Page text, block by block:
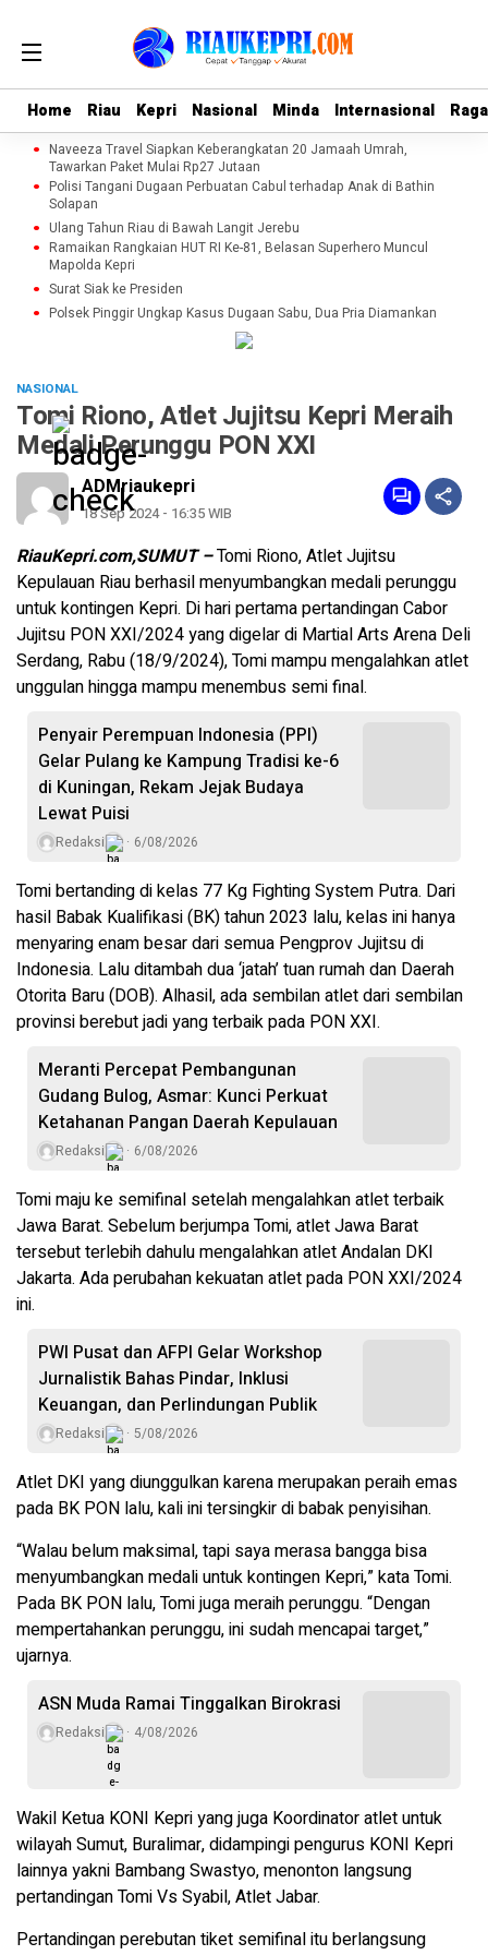
Home Riau Kepri Nasional Minda Internasional
Home Riau Kepri Nasional Minda Internasional
Naveeza Travel Siapkan Keberangkatan 20 Jamaah Umrah,
Tawarkan Paket Mulai Rp27 Jutaan
Polisi Tangani Dugaan Perbuatan Cabul terhadap Anak di Bathin
Solapan
Ulang Tahun Riau di Bawah Langit Jerebu
Ramaikan Rangkaian HUT RI Ke-81, Belasan Superhero Muncul
Mapolda Kepri
Surat Siak ke Presiden
Polsek Pinggir Ungkap Kasus Dugaan Sabu, Dua Pria Diamankan
NASIONAL
Tomi Riono, Atlet Jujitsu Kepri Meraih
Medali Perunggu PON XXI
ADMriaukepri
18 Sep 2024 - 16:35 WIB
RiauKepri.com,SUMUT –Tomi Riono, Atlet Jujitsu
Kepulauan Riau berhasil menyumbangkan medali perunggu
untuk kontingen Kepri. Di hari pertama pertandingan Cabor
Jujitsu PON XXI/2024 yang digelar di Martial Arts Arena Deli
Serdang, Rabu (18/9/2024), Tomi mampu mengalahkan atlet
unggulan hingga mampu menembus semi final.
Penyair Perempuan Indonesia (PPI)
Gelar Pulang ke Kampung Tradisi ke-6
di Kuningan, Rekam Jejak Budaya
Lewat Puisi
Redaksi 6/08/2026
Tomi bertanding di kelas 77 Kg Fighting System Putra. Dari
hasil Babak Kualifikasi (BK) tahun 2023 lalu, kelas ini hanya
menyaring enam besar dari semua Pengprov Jujitsu di
Indonesia. Lalu ditambah dua ‘jatah’ tuan rumah dan Daerah
Otorita Baru (DOB). Alhasil, ada sembilan atlet dari sembilan
provinsi berebut jadi yang terbaik pada PON XXI.
Meranti Percepat Pembangunan
Gudang Bulog, Asmar: Kunci Perkuat
Ketahanan Pangan Daerah Kepulauan
Redaksi 6/08/2026
Tomi maju ke semifinal setelah mengalahkan atlet terbaik
Jawa Barat. Sebelum berjumpa Tomi, atlet Jawa Barat
tersebut terlebih dahulu mengalahkan atlet Andalan DKI
Jakarta. Ada perubahan kekuatan atlet pada PON XXI/2024
ini.
PWI Pusat dan AFPI Gelar Workshop
Jurnalistik Bahas Pindar, Inklusi
Keuangan, dan Perlindungan Publik
Redaksi 5/08/2026
Atlet DKI yang diunggulkan karena merupakan peraih emas
pada BK PON lalu, kali ini tersingkir di babak penyisihan.
“Walau belum maksimal, tapi saya merasa bangga bisa
menyumbangkan medali untuk kontingen Kepri,” kata Tomi.
Pada BK PON lalu, Tomi juga meraih perunggu. “Dengan
mempertahankan perunggu, ini sudah mencapai target,”
ujarnya.
ASN Muda Ramai Tinggalkan Birokrasi
Redaksi 4/08/2026
Wakil Ketua KONI Kepri yang juga Koordinator atlet untuk
wilayah Sumut, Buralimar, didampingi pengurus KONI Kepri
lainnya yakni Bambang Swastyo, menonton langsung
pertandingan Tomi Vs Syabil, Atlet Jabar.
Pertandingan perebutan tiket semifinal itu berlangsung